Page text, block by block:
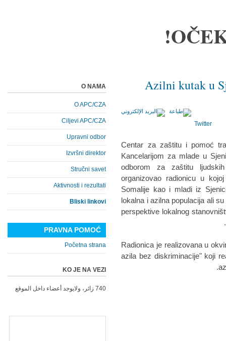
Azilni kutak u
Twitter
Centar za zaštitu i pomoć
Kancelarijom za mlade u
odborom za zaštitu
organizovao radionicu u
Somalije kao i mladi iz
lokalna i azilna populacija ali
perspektive lokalnog
Radionica je realizovana u
azila bez diskriminacije" koji
O NAMA
O APC/CZA
Ciljevi APC/CZA
Upravni odbor
Izvršni direktor
Stručni savet
Aktivnosti i rezultati
Bliski linkovi
PRAVNA POMOĆ
Početna strana
KO JE NA VEZI
740 زائر، ولايوجد أعضاء داخل الموقع